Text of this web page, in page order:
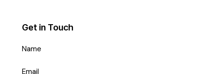
Get in Touch